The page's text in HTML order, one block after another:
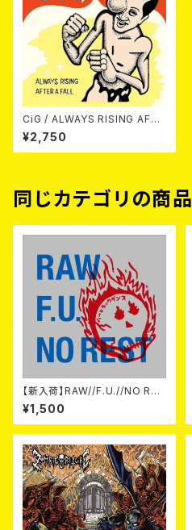
CiG / ALWAYS RISING AFTE
R A FALL CD
¥2,750
同じカテゴリの商品
【新入荷】RAW//F.U.//NO RES
T / 3way split EP ハード ラッ
ク ダンス (CD)
¥1,500